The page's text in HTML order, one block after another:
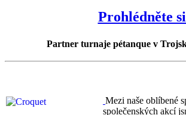
Prohlédněte
Partner turnaje pétanque v
Mezi naše oblíbené
společenských akcí